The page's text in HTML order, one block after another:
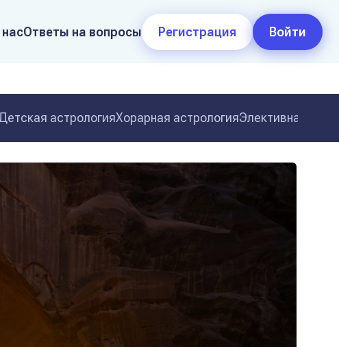
Ответы на вопросы Регистрация Войти
астрологияХорарная астрологияЭлективная